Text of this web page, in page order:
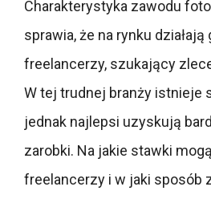
Charakterystyka zawodu
sprawia, że na rynku działają
freelancerzy, szukający
W tej trudnej branży istnieje
jednak najlepsi uzyskują
zarobki. Na jakie stawki
freelancerzy i w jaki sposób